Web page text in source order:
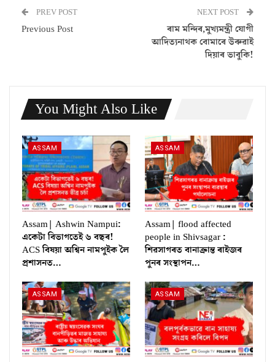
PREV POST
Previous Post
NEXT POST
ৰাম মন্দিৰ,মুখ্যমন্ত্ৰী যোগী
আদিত্যনাথক বোমাৰে উৰুৱাই
দিয়াৰ ভাবুকি!
You Might Also Like
ASSAM
Assam| Ashwin Nampui:
একেটা বিভাগতেই ৬ বছৰ!
ACS বিষয়া অশ্বিন নামপুইক লৈ
প্ৰশাসনত…
ASSAM
Assam| flood affected
people in Shivsagar :
শিৱসাগৰত বানাক্ৰান্ত ৰাইজৰ
পুনৰ সংস্থাপন…
ASSAM ASSAM